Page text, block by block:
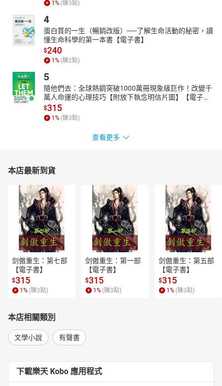
1% (賺3點)
4
蛋白質的一生（暢銷改版）──了解生命活動的秘密，讀
懂生命科學的第一本書【電子書】
$240
1% (賺2點)
5
隨他們去：全球熱銷突破1000萬冊現象級巨作！改變千
萬人命運的心理技巧【附放下執念明信片圖】【電子
書】
$315
1% (賺3點)
查看更多
本店最新到貨
剑傲重生：第七部
【電子書】
$315
1 % (賺3點)
剑傲重生：第一部
【電子書】
$315
1 % (賺3點)
剑傲重生：第五部
【電子書】
$315
1 % (賺3點)
本店相關類別
文學小說 有聲書
下載樂天 Kobo 應用程式